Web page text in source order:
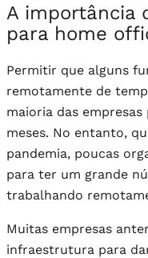
A importância
para home
Permitir que alguns
remotamente de
maioria das
meses. No entanto,
pandemia, poucas
para ter um grande
trabalhando
Muitas empresas
infraestrutura para